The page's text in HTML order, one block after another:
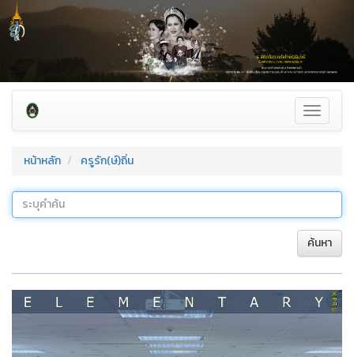
Toggle
หน้าหลัก
ครูรัก(ษ์)ถิ่น
ค้นหา